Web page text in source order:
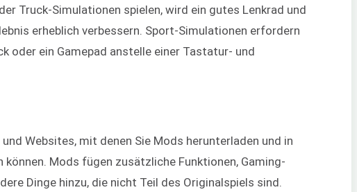
Truck-Simulationen spielen, wird ein gutes Lenkrad und
erheblich verbessern. Sport-Simulationen erfordern
oder ein Gamepad anstelle einer Tastatur- und
Websites, mit denen Sie Mods herunterladen und in
können. Mods fügen zusätzliche Funktionen, Gaming-
Dinge hinzu, die nicht Teil des Originalspiels sind.